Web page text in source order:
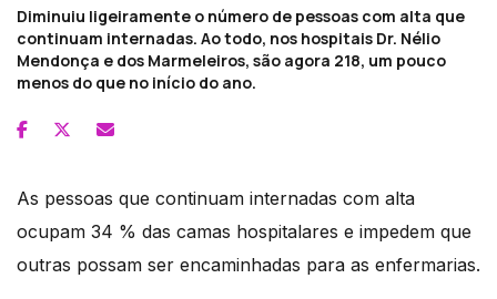
Diminuiu ligeiramente o número de pessoas com alta que
continuam internadas. Ao todo, nos hospitais Dr. Nélio
Mendonça e dos Marmeleiros, são agora 218, um pouco
menos do que no início do ano.
As pessoas que continuam internadas com alta
ocupam 34 % das camas hospitalares e impedem que
outras possam ser encaminhadas para as enfermarias.